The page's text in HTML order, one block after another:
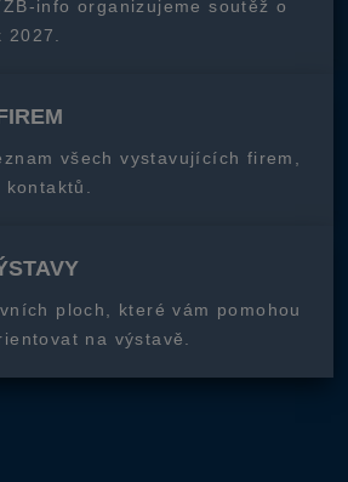
info organizujeme soutěž o
všech vystavujících firem,
ploch, které vám pomohou
na výstavě.